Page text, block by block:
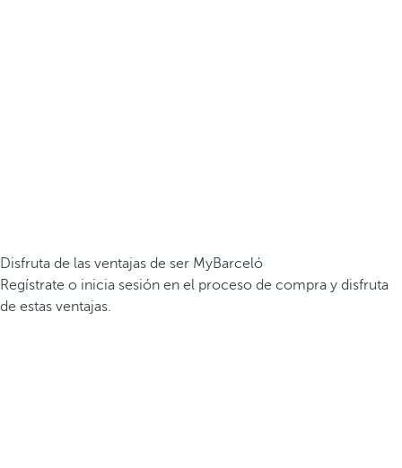
Disfruta de las ventajas de ser MyBarceló
Regístrate o inicia sesión en el proceso de compra y disfruta
de estas ventajas.